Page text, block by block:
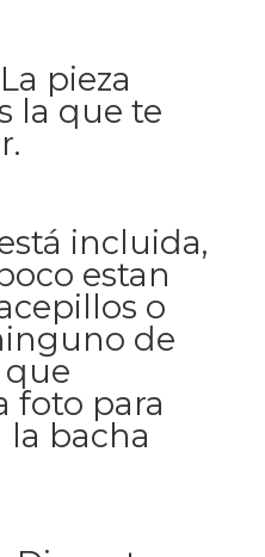
pieza
la que te
incluida,
estan
o
de
que
foto para
la bacha